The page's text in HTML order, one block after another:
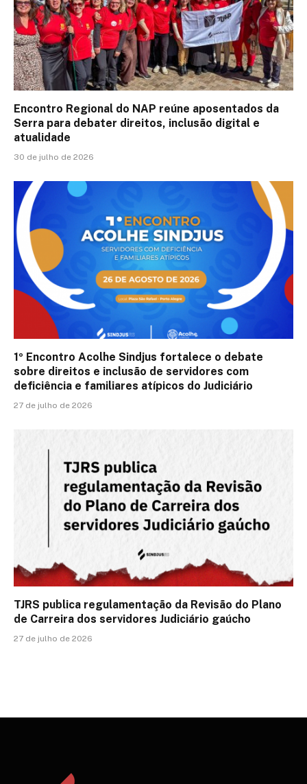
Encontro Regional do NAP reúne aposentados da
Serra para debater direitos, inclusão digital e
atualidade
30 de julho de 2026
1º Encontro Acolhe Sindjus fortalece o debate
sobre direitos e inclusão de servidores com
deficiência e familiares atípicos do Judiciário
27 de julho de 2026
TJRS publica regulamentação da Revisão do Plano
de Carreira dos servidores Judiciário gaúcho
27 de julho de 2026